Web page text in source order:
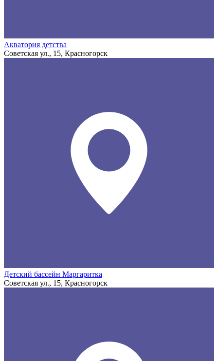
Акватория детства
Советская ул., 15, Красногорск
Детский бассейн Маргаритка
Советская ул., 15, Красногорск